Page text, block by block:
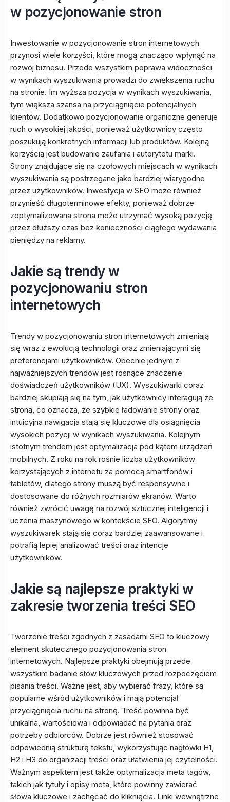
w pozycjonowanie stron
Inwestowanie w pozycjonowanie stron internetowych
przynosi wiele korzyści, które mogą znacząco wpłynąć na
rozwój biznesu. Przede wszystkim poprawa widoczności
w wynikach wyszukiwania prowadzi do zwiększenia ruchu
na stronie. Im wyższa pozycja w wynikach wyszukiwania,
tym większa szansa na przyciągnięcie potencjalnych
klientów. Dodatkowo pozycjonowanie organiczne generuje
ruch o wysokiej jakości, ponieważ użytkownicy często
poszukują konkretnych informacji lub produktów. Kolejną
korzyścią jest budowanie zaufania i autorytetu marki.
Strony znajdujące się na czołowych miejscach w wynikach
wyszukiwania są postrzegane jako bardziej wiarygodne
przez użytkowników. Inwestycja w SEO może również
przynieść długoterminowe efekty, ponieważ dobrze
zoptymalizowana strona może utrzymać wysoką pozycję
przez dłuższy czas bez konieczności ciągłego wydawania
pieniędzy na reklamy.
Jakie są trendy w
pozycjonowaniu stron
internetowych
Trendy w pozycjonowaniu stron internetowych zmieniają
się wraz z ewolucją technologii oraz zmieniającymi się
preferencjami użytkowników. Obecnie jednym z
najważniejszych trendów jest rosnące znaczenie
doświadczeń użytkowników (UX). Wyszukiwarki coraz
bardziej skupiają się na tym, jak użytkownicy interagują ze
stroną, co oznacza, że szybkie ładowanie strony oraz
intuicyjna nawigacja stają się kluczowe dla osiągnięcia
wysokich pozycji w wynikach wyszukiwania. Kolejnym
istotnym trendem jest optymalizacja pod kątem urządzeń
mobilnych. Z roku na rok rośnie liczba użytkowników
korzystających z internetu za pomocą smartfonów i
tabletów, dlatego strony muszą być responsywne i
dostosowane do różnych rozmiarów ekranów. Warto
również zwrócić uwagę na rozwój sztucznej inteligencji i
uczenia maszynowego w kontekście SEO. Algorytmy
wyszukiwarek stają się coraz bardziej zaawansowane i
potrafią lepiej analizować treści oraz intencje
użytkowników.
Jakie są najlepsze praktyki w
zakresie tworzenia treści SEO
Tworzenie treści zgodnych z zasadami SEO to kluczowy
element skutecznego pozycjonowania stron
internetowych. Najlepsze praktyki obejmują przede
wszystkim badanie słów kluczowych przed rozpoczęciem
pisania treści. Ważne jest, aby wybierać frazy, które są
popularne wśród użytkowników i mają potencjał
przyciągnięcia ruchu na stronę. Treść powinna być
unikalna, wartościowa i odpowiadać na pytania oraz
potrzeby odbiorców. Dobrze jest również stosować
odpowiednią strukturę tekstu, wykorzystując nagłówki H1,
H2 i H3 do organizacji treści oraz ułatwienia jej czytelności.
Ważnym aspektem jest także optymalizacja meta tagów,
takich jak tytuły i opisy meta, które powinny zawierać
słowa kluczowe i zachęcać do kliknięcia. Linki wewnętrzne